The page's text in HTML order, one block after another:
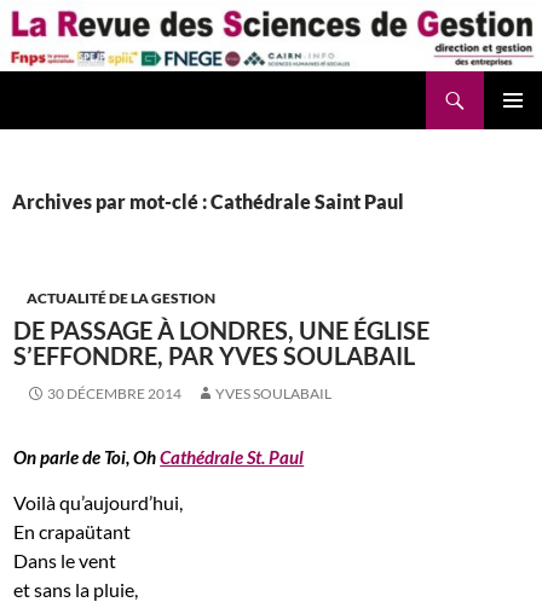
Aller
au
contenu
Archives par mot-clé : Cathédrale Saint Paul
ACTUALITÉ DE LA GESTION
DE PASSAGE À LONDRES, UNE ÉGLISE
S’EFFONDRE, PAR YVES SOULABAIL
30 DÉCEMBRE 2014 YVES SOULABAIL
On parle de Toi, OhCathédrale St. Paul
Voilà qu’aujourd’hui,
En crapaütant
Dans le vent
et sans la pluie,